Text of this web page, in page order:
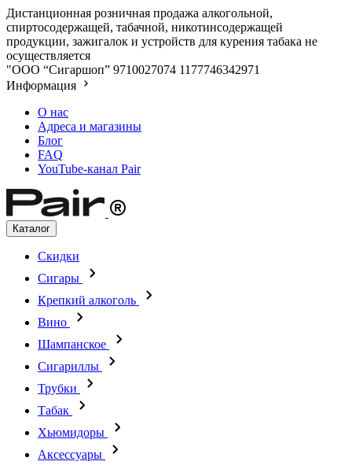
Дистанционная розничная продажа алкогольной,
спиртосодержащей, табачной, никотинсодержащей
продукции, зажигалок и устройств для курения табака не
осуществляется
"ООО “Сигаршоп” 9710027074 1177746342971
Информация
О нас
Адреса и магазины
Блог
FAQ
YouTube-канал Pair
Каталог
Скидки
Сигары
Крепкий алкоголь
Вино
Шампанское
Сигариллы
Трубки
Табак
Хьюмидоры
Аксессуары